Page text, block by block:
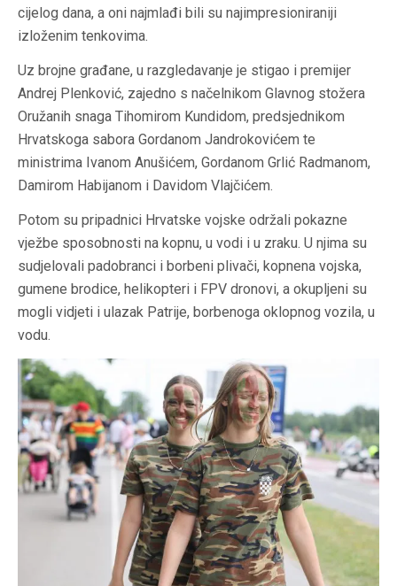
cijelog dana, a oni najmlađi bili su najimpresioniraniji
izloženim tenkovima.
Uz brojne građane, u razgledavanje je stigao i premijer
Andrej Plenković, zajedno s načelnikom Glavnog stožera
Oružanih snaga Tihomirom Kundidom, predsjednikom
Hrvatskoga sabora Gordanom Jandrokovićem te
ministrima Ivanom Anušićem, Gordanom Grlić Radmanom,
Damirom Habijanom i Davidom Vlajčićem.
Potom su pripadnici Hrvatske vojske održali pokazne
vježbe sposobnosti na kopnu, u vodi i u zraku. U njima su
sudjelovali padobranci i borbeni plivači, kopnena vojska,
gumene brodice, helikopteri i FPV dronovi, a okupljeni su
mogli vidjeti i ulazak Patrije, borbenoga oklopnog vozila, u
vodu.